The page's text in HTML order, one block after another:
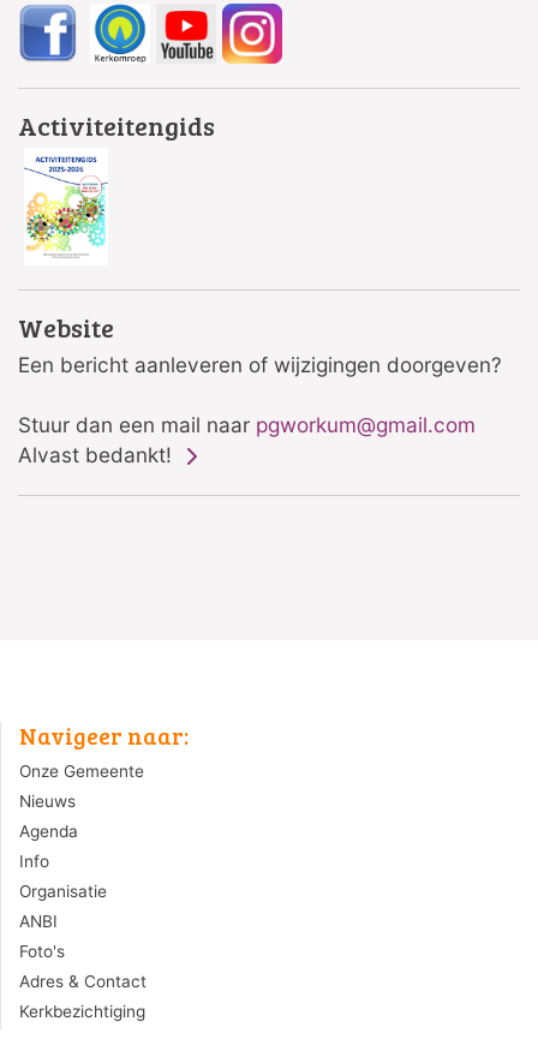
Activiteitengids
Website
Een bericht aanleveren of wijzigingen doorgeven?
Stuur dan een mail naar pgworkum@gmail.com
Alvast bedankt!
Navigeer naar:
Onze Gemeente
Nieuws
Agenda
Info
Organisatie
ANBI
Foto's
Adres & Contact
Kerkbezichtiging